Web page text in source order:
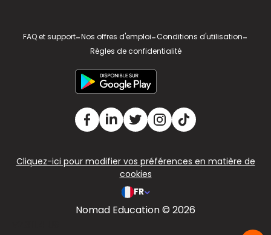
FAQ et support-Nos offres d'emploi-Conditions d'utilisation-
Règles de confidentialité
Cliquez-ici pour modifier vos préférences en matière de
cookies
FR
Nomad Education © 2026